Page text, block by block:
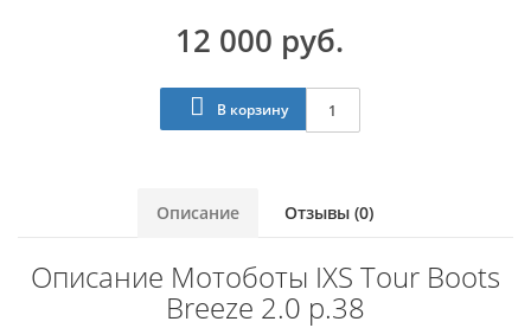
12 000 руб.
В корзину
Описание Отзывы (0)
Описание Мотоботы IXS Tour Boots
Breeze 2.0 p.38